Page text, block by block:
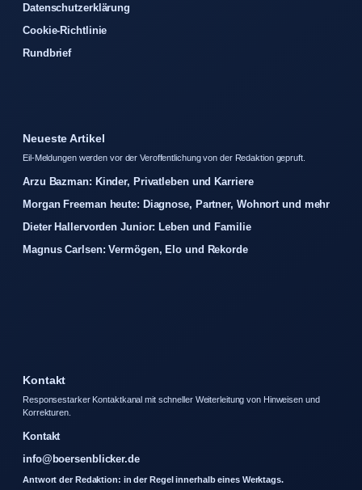
Datenschutzerklärung
Cookie-Richtlinie
Rundbrief
Neueste Artikel
Eil-Meldungen werden vor der Veroffentlichung von der Redaktion gepruft.
Arzu Bazman: Kinder, Privatleben und Karriere
Morgan Freeman heute: Diagnose, Partner, Wohnort und mehr
Dieter Hallervorden Junior: Leben und Familie
Magnus Carlsen: Vermögen, Elo und Rekorde
Kontakt
Responsestarker Kontaktkanal mit schneller Weiterleitung von Hinweisen und
Korrekturen.
Kontakt
info@boersenblicker.de
Antwort der Redaktion: in der Regel innerhalb eines Werktags.